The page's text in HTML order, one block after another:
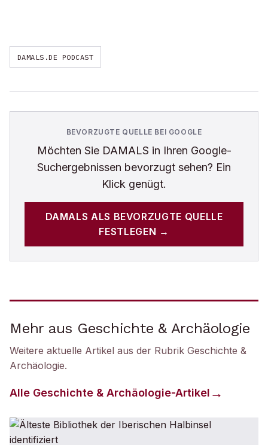
DAMALS.DE PODCAST
BEVORZUGTE QUELLE BEI GOOGLE
Möchten Sie DAMALS in Ihren Google-
Suchergebnissen bevorzugt sehen? Ein
Klick genügt.
DAMALS ALS BEVORZUGTE QUELLE
FESTLEGEN →
Mehr aus Geschichte & Archäologie
Weitere aktuelle Artikel aus der Rubrik Geschichte &
Archäologie.
Alle Geschichte & Archäologie-Artikel